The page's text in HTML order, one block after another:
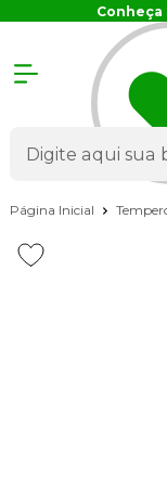
Conheça
Página Inicial